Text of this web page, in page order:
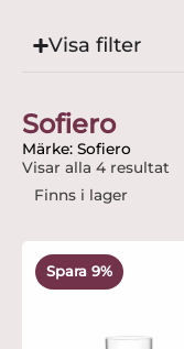
Designers
Presenttips
Visa filter
Sofiero
Märke: Sofiero
Visar alla 4 resultat
Spara 9%
ursprungliganuvarande
priset